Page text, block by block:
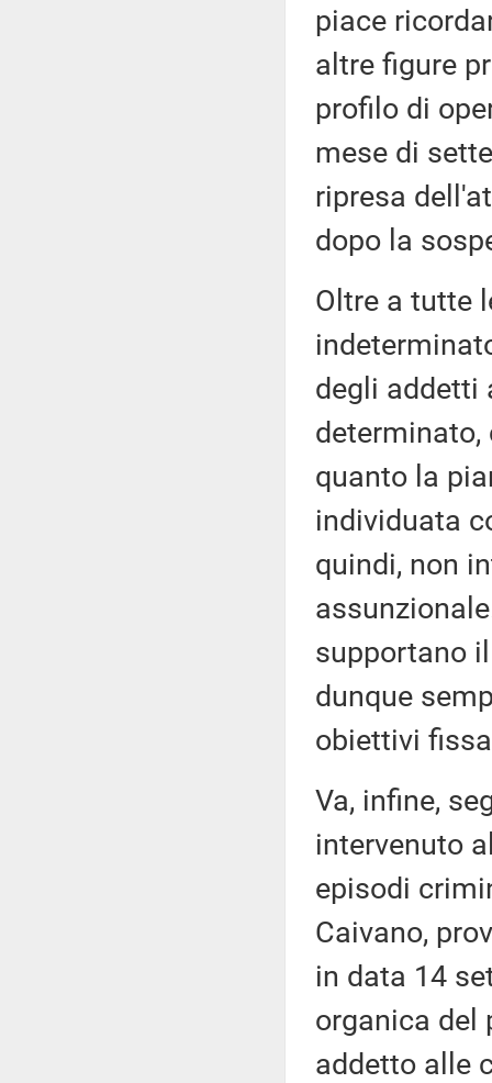
piace
altre figure
profilo di
mese di
ripresa
dopo la
Oltre a tutte
degli addetti
determinato,
quanto la
individuata
quindi, non
supportano
dunque
obiettivi
Va, infine,
intervenuto
episodi
Caivano,
in data 14
organica del
addetto alle